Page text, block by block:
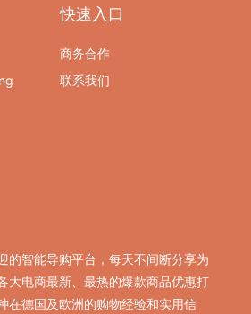
快速入口
商务合作
联系我们
的智能导购平台，每天不间断分享为
大电商最新、最热的爆款商品优惠打
在德国及欧洲的购物经验和实用信